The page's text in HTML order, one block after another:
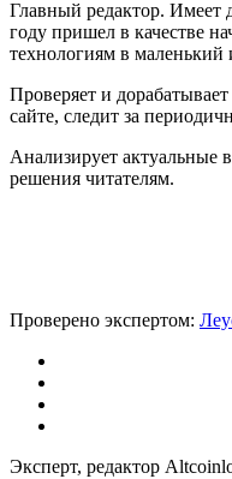
Главный редактор. Имеет
году пришел в качестве
технологиям в маленький
Проверяет и
сайте, следит за
Анализирует актуальные
решения читателям.
Проверено экспертом:
Эксперт, редактор